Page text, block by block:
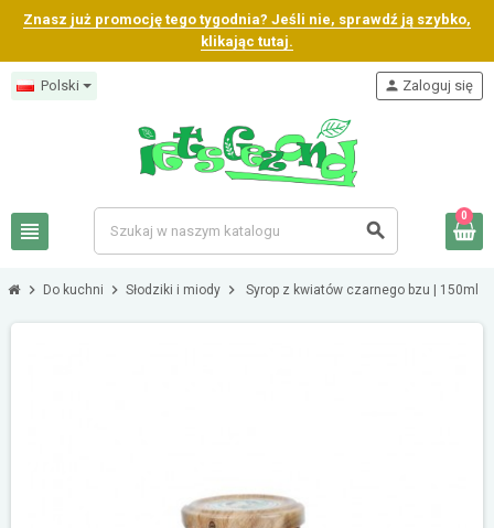
Znasz już promocję tego tygodnia? Jeśli nie, sprawdź ją szybko,
klikając tutaj.
Polski
view_headline search
person Zaloguj się
0
chevron_right Do kuchni chevron_right Słodziki i miody chevron_right Syrop z kwiatów czarnego bzu | 150ml